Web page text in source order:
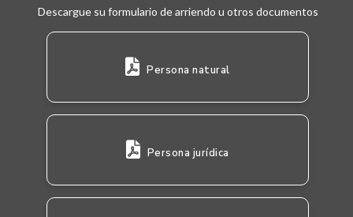
Descargue su formulario de arriendo u otros documentos
Persona natural
Persona jurídica